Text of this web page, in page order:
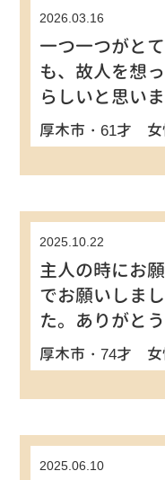
2026.03.16
一つ一つがと
も、故人を想
らしいと思いま
厚木市・61才 女
2025.10.22
主人の時にお
でお願いしま
た。ありがと
厚木市・74才 女
2025.06.10